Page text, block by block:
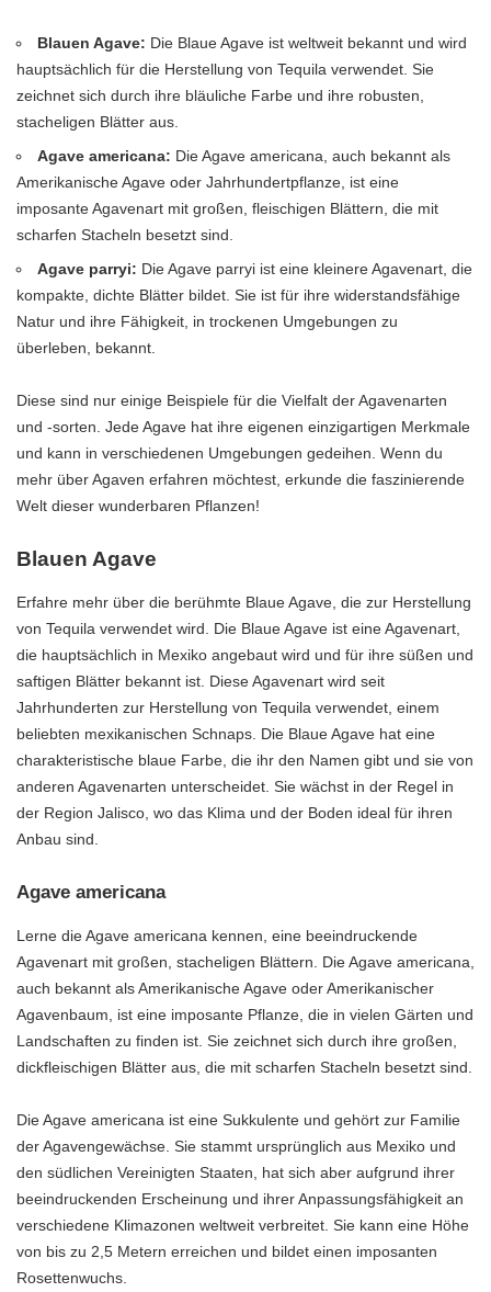
Blauen Agave: Die Blaue Agave ist weltweit bekannt und wird
hauptsächlich für die Herstellung von Tequila verwendet. Sie
zeichnet sich durch ihre bläuliche Farbe und ihre robusten,
stacheligen Blätter aus.
Agave americana: Die Agave americana, auch bekannt als
Amerikanische Agave oder Jahrhundertpflanze, ist eine
imposante Agavenart mit großen, fleischigen Blättern, die mit
scharfen Stacheln besetzt sind.
Agave parryi: Die Agave parryi ist eine kleinere Agavenart, die
kompakte, dichte Blätter bildet. Sie ist für ihre widerstandsfähige
Natur und ihre Fähigkeit, in trockenen Umgebungen zu
überleben, bekannt.
Diese sind nur einige Beispiele für die Vielfalt der Agavenarten
und -sorten. Jede Agave hat ihre eigenen einzigartigen Merkmale
und kann in verschiedenen Umgebungen gedeihen. Wenn du
mehr über Agaven erfahren möchtest, erkunde die faszinierende
Welt dieser wunderbaren Pflanzen!
Blauen Agave
Erfahre mehr über die berühmte Blaue Agave, die zur Herstellung
von Tequila verwendet wird. Die Blaue Agave ist eine Agavenart,
die hauptsächlich in Mexiko angebaut wird und für ihre süßen und
saftigen Blätter bekannt ist. Diese Agavenart wird seit
Jahrhunderten zur Herstellung von Tequila verwendet, einem
beliebten mexikanischen Schnaps. Die Blaue Agave hat eine
charakteristische blaue Farbe, die ihr den Namen gibt und sie von
anderen Agavenarten unterscheidet. Sie wächst in der Regel in
der Region Jalisco, wo das Klima und der Boden ideal für ihren
Anbau sind.
Agave americana
Lerne die Agave americana kennen, eine beeindruckende
Agavenart mit großen, stacheligen Blättern. Die Agave americana,
auch bekannt als Amerikanische Agave oder Amerikanischer
Agavenbaum, ist eine imposante Pflanze, die in vielen Gärten und
Landschaften zu finden ist. Sie zeichnet sich durch ihre großen,
dickfleischigen Blätter aus, die mit scharfen Stacheln besetzt sind.
Die Agave americana ist eine Sukkulente und gehört zur Familie
der Agavengewächse. Sie stammt ursprünglich aus Mexiko und
den südlichen Vereinigten Staaten, hat sich aber aufgrund ihrer
beeindruckenden Erscheinung und ihrer Anpassungsfähigkeit an
verschiedene Klimazonen weltweit verbreitet. Sie kann eine Höhe
von bis zu 2,5 Metern erreichen und bildet einen imposanten
Rosettenwuchs.